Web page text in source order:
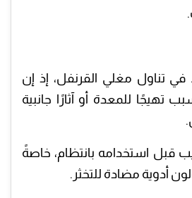
تناول مغلي القرنفل، إذ إن
تهيجًا للمعدة أو آثارًا جانبية
قبل استخدامه بانتظام، خاصةً
أدوية مضادة للتخثر.